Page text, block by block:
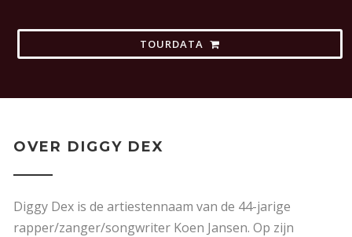
TOURDATA
OVER DIGGY DEX
Diggy Dex is de artiestennaam van de 44-jarige
rapper/zanger/songwriter Koen Jansen. Op zijn